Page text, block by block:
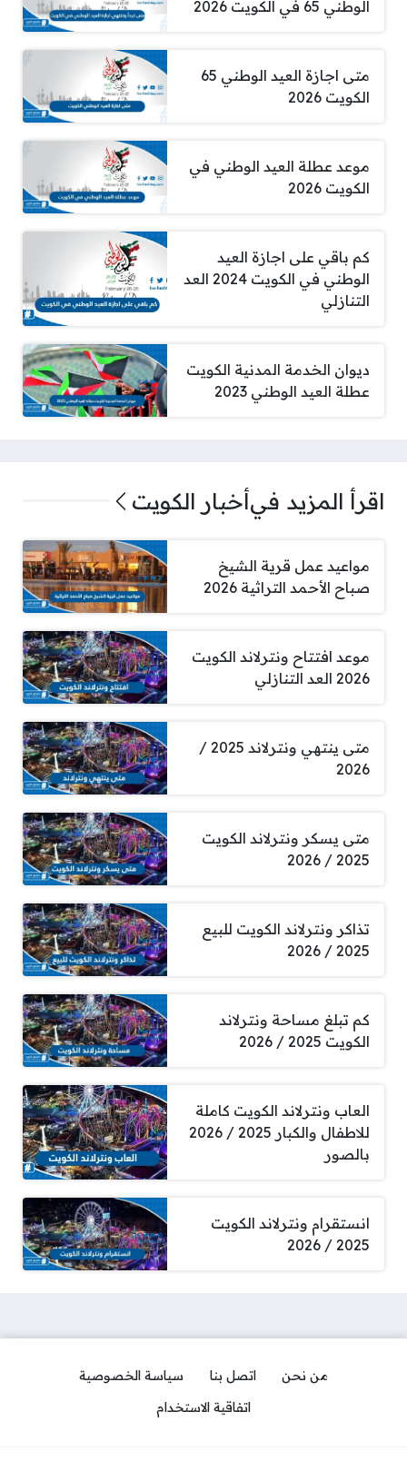
الوطني 65 في الكويت 2026
متى اجازة العيد الوطني 65
الكويت 2026
موعد عطلة العيد الوطني في
الكويت 2026
كم باقي على اجازة العيد
الوطني في الكويت 2024 العد
التنازلي
ديوان الخدمة المدنية الكويت
عطلة العيد الوطني 2023
اقرأ المزيد فيأخبار الكويت
مواعيد عمل قرية الشيخ
صباح الأحمد التراثية 2026
موعد افتتاح ونترلاند الكويت
2026 العد التنازلي
متى ينتهي ونترلاند 2025 /
2026
متى يسكر ونترلاند الكويت
2025 / 2026
تذاكر ونترلاند الكويت للبيع
2025 / 2026
كم تبلغ مساحة ونترلاند
الكويت 2025 / 2026
العاب ونترلاند الكويت كاملة
للاطفال والكبار 2025 / 2026
بالصور
انستقرام ونترلاند الكويت
2025 / 2026
من نحن اتصل بنا
سياسة الخصوصية
اتفاقية الاستخدام